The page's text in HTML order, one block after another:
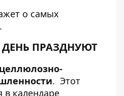
о самых
ДЕНЬ ПРАЗДНУЮТ
. Этот
в календаре